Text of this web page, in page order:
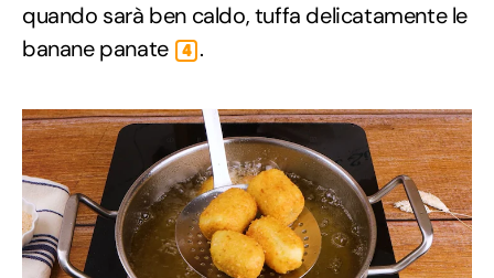
quando sarà ben caldo, tuffa delicatamente le
banane panate
4 .